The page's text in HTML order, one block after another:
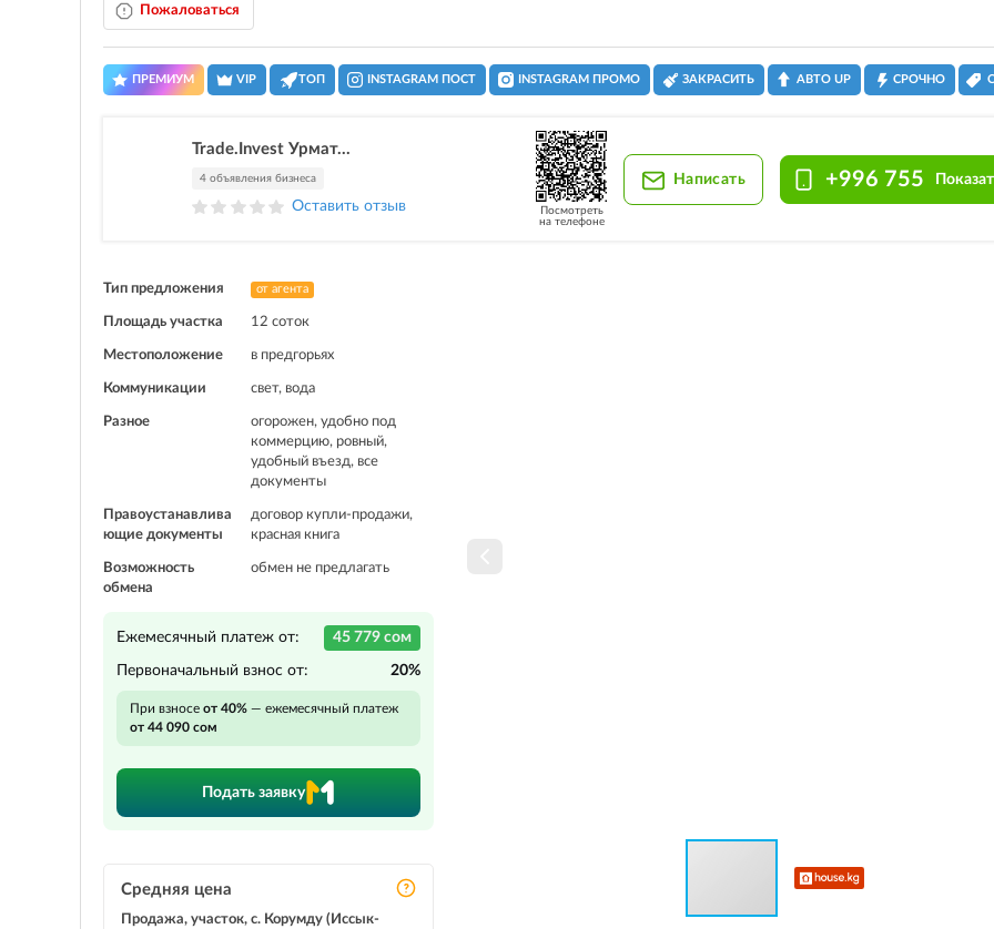
Пожаловаться
ПРЕМИУМ VIP ТОП INSTAGRAM ПОСТ INSTAGRAM ПРОМО ЗАКРАСИТЬ АВТО UP СРОЧНО
Trade.Invest Урмат...
4 объявления бизнеса
Оставить отзыв
Посмотреть
на телефоне
Написать +996 755
Тип предложения от агента
Площадь участка 12 соток
Местоположение в предгорьях
Коммуникации свет, вода
Разное
огорожен, удобно под
коммерцию, ровный,
удобный въезд, все
документы
Правоустанавлива
ющие документы
договор купли-продажи,
красная книга
Возможность
обмена
обмен не предлагать
Ежемесячный платеж от: 45 779 сом
Первоначальный взнос от: 20%
При взносе от 40% — ежемесячный платеж
от 44 090 сом
Подать заявку
Средняя цена
Продажа, участок, с. Корумду (Иссык-